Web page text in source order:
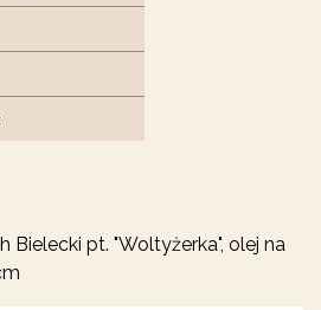
Bielecki pt. "Woltyżerka", olej na